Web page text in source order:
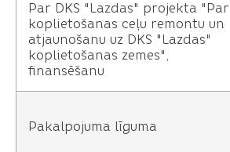
Par DKS "Lazdas" projekta "Par
koplietošanas ceļu remontu un
atjaunošanu uz DKS "Lazdas"
koplietošanas zemes",
finansēšanu
Pakalpojuma līguma